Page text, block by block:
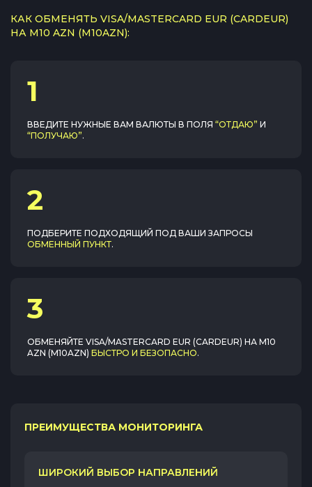
КАК ОБМЕНЯТЬ VISA/MASTERCARD EUR (CARDEUR)
НА M10 AZN (M10AZN):
1
ВВЕДИТЕ НУЖНЫЕ ВАМ ВАЛЮТЫ В ПОЛЯ “ОТДАЮ” И
“ПОЛУЧАЮ”.
2
ПОДБЕРИТЕ ПОДХОДЯЩИЙ ПОД ВАШИ ЗАПРОСЫ
ОБМЕННЫЙ ПУНКТ.
3
ОБМЕНЯЙТЕ VISA/MASTERCARD EUR (CARDEUR) НА M10
AZN (M10AZN) БЫСТРО И БЕЗОПАСНО.
ПРЕИМУЩЕСТВА МОНИТОРИНГА
ШИРОКИЙ ВЫБОР НАПРАВЛЕНИЙ